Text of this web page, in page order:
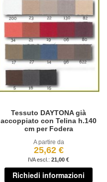
Tessuto DAYTONA già
accoppiato con Telina h.140
cm per Fodera
A partire da
25,62 €
21,00 €
Richiedi informazioni